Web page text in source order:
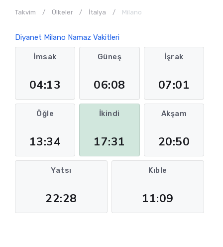
Takvim Ülkeler İtalya Milano
Diyanet Milano Namaz Vakitleri
İmsak
04:13
Güneş
06:08
İşrak
07:01
Öğle
13:34
İkindi
17:31
Akşam
20:50
Yatsı
22:28
Kıble
11:09